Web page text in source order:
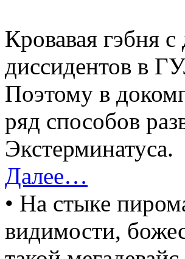
Кровавая гэбня
диссидентов в
Поэтому в
ряд способов
Экстерминатуса.
Далее…
• На стыке
видимости,